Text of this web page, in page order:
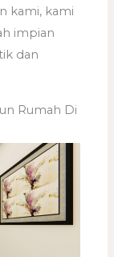
kami, kami
impian
dan
Rumah Di